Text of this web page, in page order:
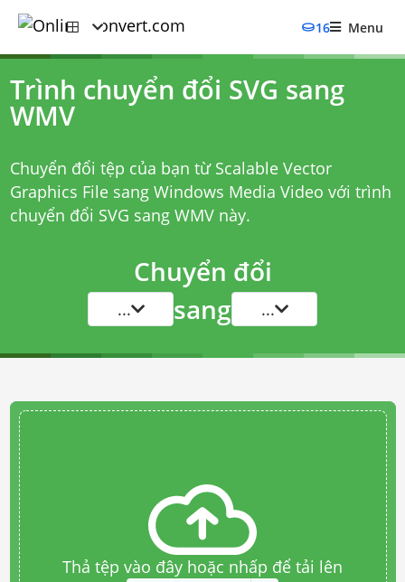
16 Menu
Trình chuyển đổi SVG sang
WMV
Chuyển đổi tệp của bạn từ Scalable Vector
Graphics File sang Windows Media Video với trình
chuyển đổi SVG sang WMVnày.
Chuyển đổi
... sang ...
Thả tệp vào đây hoặc nhấp để tải lên